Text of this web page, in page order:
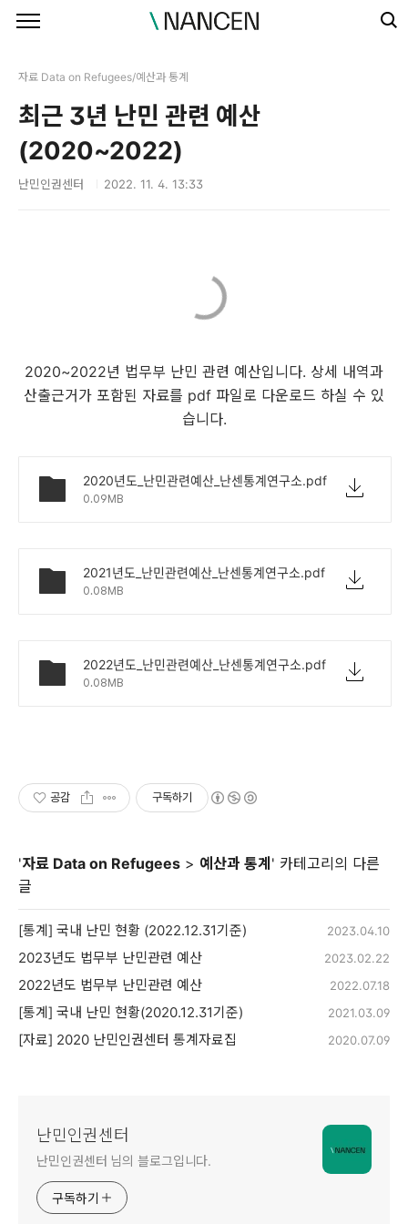
자료 Data on Refugees/예산과 통계
최근 3년 난민 관련 예산
(2020~2022)
난민인권센터 2022. 11. 4. 13:33
2020~2022년 법무부 난민 관련 예산입니다. 상세 내역과
산출근거가 포함된 자료를 pdf 파일로 다운로드 하실 수 있
습니다.
2020년도_난민관련예산_난센통계연구소.pdf
0.09MB
2021년도_난민관련예산_난센통계연구소.pdf
0.08MB
2022년도_난민관련예산_난센통계연구소.pdf
0.08MB
공감 구독하기
'자료 Data on Refugees > 예산과 통계 ' 카테고리의 다른
글
[통계] 국내 난민 현황 (2022.12.31기준) 2023.04.10
2023년도 법무부 난민관련 예산 2023.02.22
2022년도 법무부 난민관련 예산 2022.07.18
[통계] 국내 난민 현황(2020.12.31기준) 2021.03.09
[자료] 2020 난민인권센터 통계자료집 2020.07.09
난민인권센터
난민인권센터 님의 블로그입니다.
구독하기